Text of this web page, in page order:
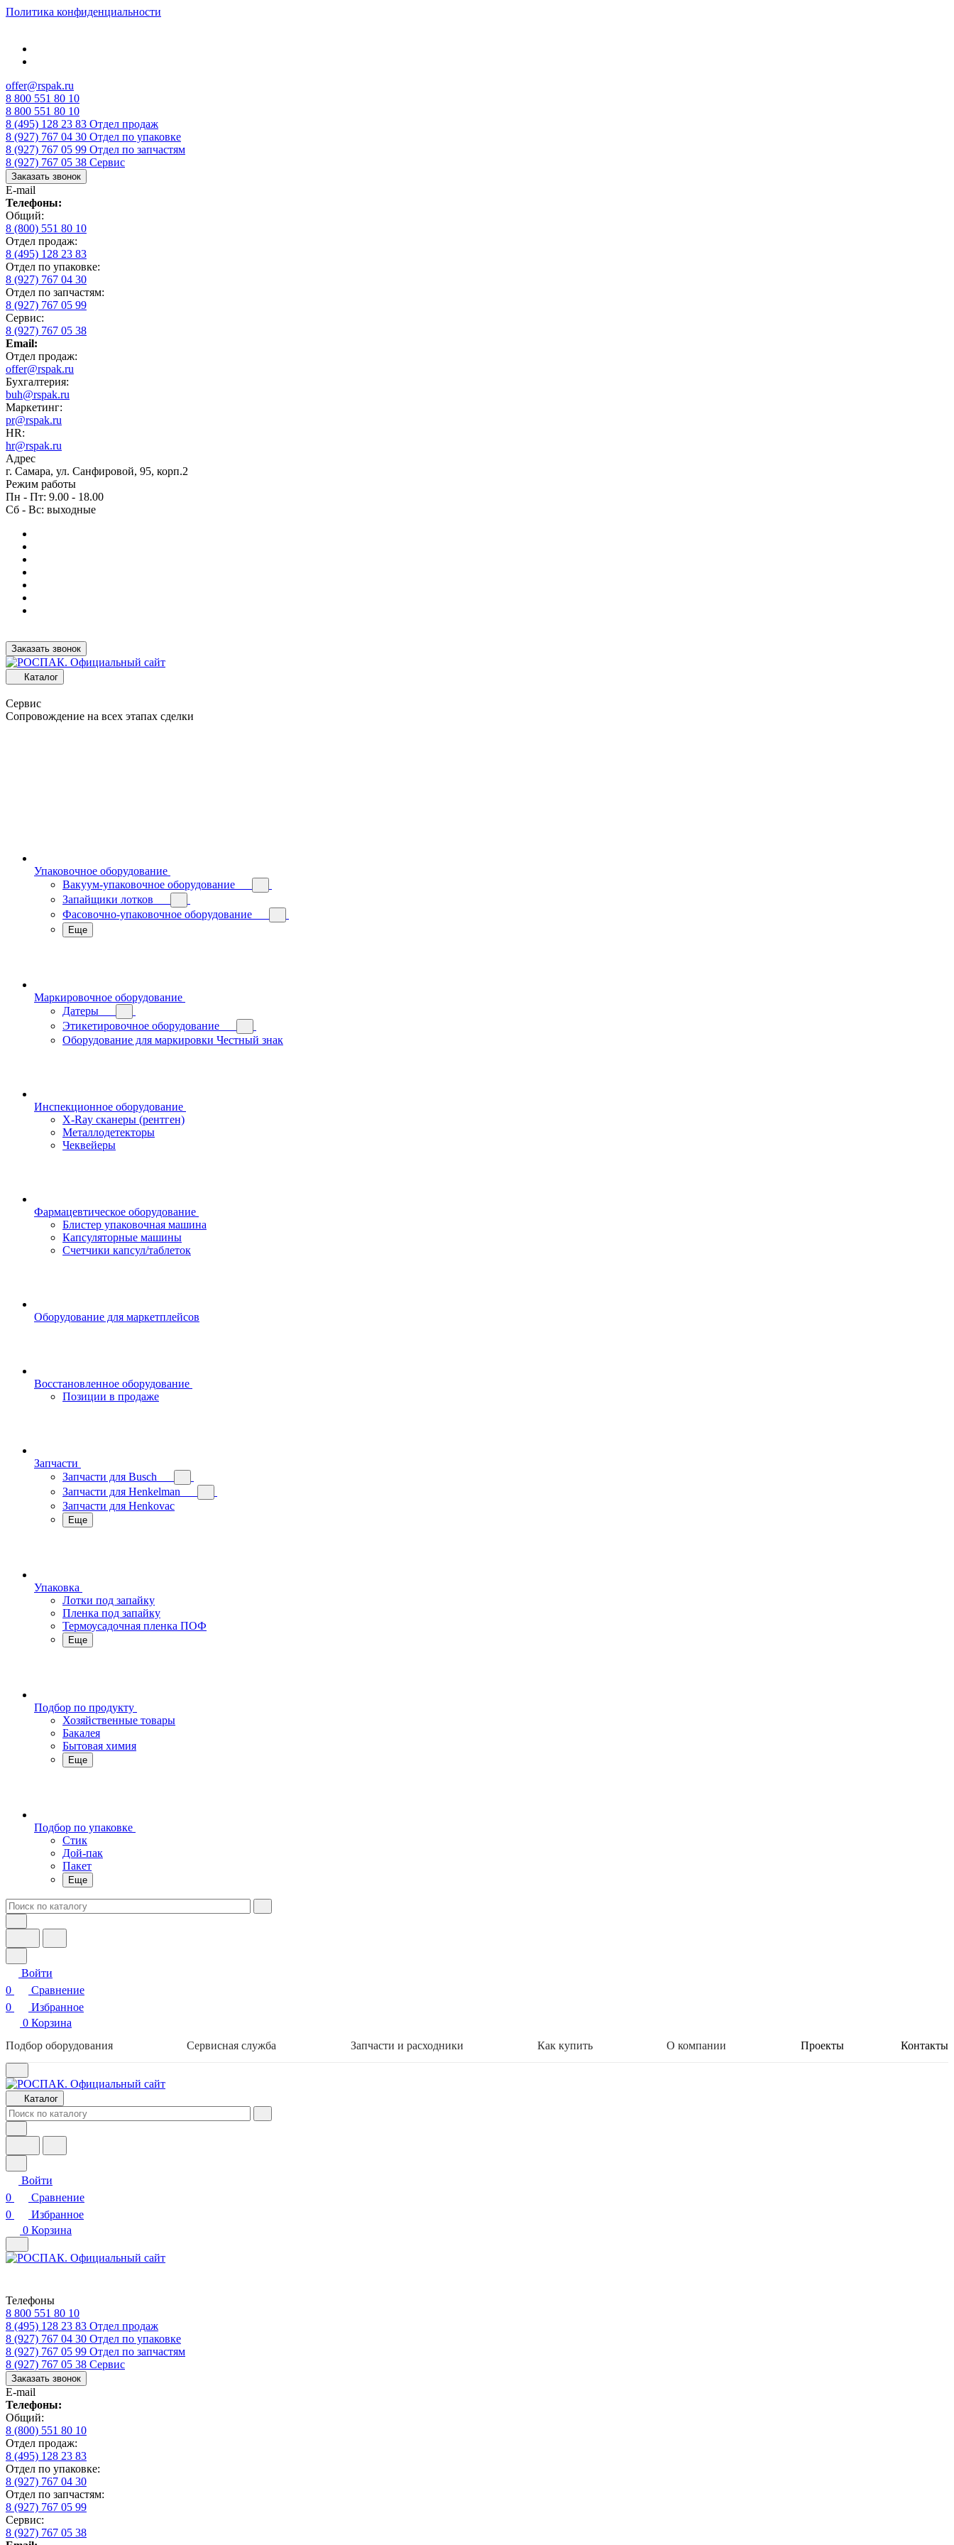
Политика конфиденциальности
offer@rspak.ru
8 800 551 80 10
8 800 551 80 10
8 (495) 128 23 83 Отдел продаж
8 (927) 767 04 30 Отдел по упаковке
8 (927) 767 05 99 Отдел по запчастям
8 (927) 767 05 38 Сервис
Заказать звонок
E-mail
Телефоны:
Общий:
8 (800) 551 80 10
Отдел продаж:
8 (495) 128 23 83
Отдел по упаковке:
8 (927) 767 04 30
Отдел по запчастям:
8 (927) 767 05 99
Сервис:
8 (927) 767 05 38
Email:
Отдел продаж:
offer@rspak.ru
Бухгалтерия:
buh@rspak.ru
Маркетинг:
pr@rspak.ru
HR:
hr@rspak.ru
Адрес
г. Самара, ул. Санфировой, 95, корп.2
Режим работы
Пн - Пт: 9.00 - 18.00
Сб - Вс: выходные
Заказать звонок
Каталог
Сервис
Сопровождение на всех этапах сделки
Упаковочное оборудование
Вакуум-упаковочное оборудование
Запайщики лотков
Фасовочно-упаковочное оборудование
Еще
Маркировочное оборудование
Датеры
Этикетировочное оборудование
Оборудование для маркировки Честный знак
Инспекционное оборудование
X-Ray сканеры (рентген)
Металлодетекторы
Чеквейеры
Фармацевтическое оборудование
Блистер упаковочная машина
Капсуляторные машины
Счетчики капсул/таблеток
Оборудование для маркетплейсов
Восстановленное оборудование
Позиции в продаже
Запчасти
Запчасти для Busch
Запчасти для Henkelman
Запчасти для Henkovac
Еще
Упаковка
Лотки под запайку
Пленка под запайку
Термоусадочная пленка ПОФ
Еще
Подбор по продукту
Хозяйственные товары
Бакалея
Бытовая химия
Еще
Подбор по упаковке
Стик
Дой-пак
Пакет
Еще
Войти
0
Сравнение
0
Избранное
0 Корзина
Подбор оборудования
Сервисная служба Запчасти и расходники Как купить О компании Проекты Контакты
Каталог
Войти
0
Сравнение
0
Избранное
0 Корзина
Телефоны
8 800 551 80 10
8 (495) 128 23 83 Отдел продаж
8 (927) 767 04 30 Отдел по упаковке
8 (927) 767 05 99 Отдел по запчастям
8 (927) 767 05 38 Сервис
Заказать звонок
E-mail
Телефоны:
Общий:
8 (800) 551 80 10
Отдел продаж:
8 (495) 128 23 83
Отдел по упаковке:
8 (927) 767 04 30
Отдел по запчастям:
8 (927) 767 05 99
Сервис:
8 (927) 767 05 38